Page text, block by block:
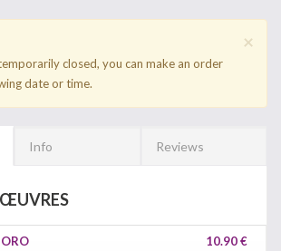
×
closed, you can make an order
date or time.
Info Reviews
10.90 €